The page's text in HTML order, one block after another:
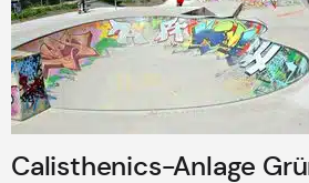
Calisthenics-Anlage